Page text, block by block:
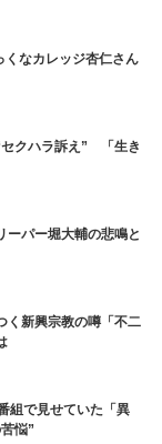
くなカレッジ杏仁さん
セクハラ訴え” 「生き
ーパー堀大輔の悲鳴と
く新興宗教の噂「不二
組で見せていた「異
悩”